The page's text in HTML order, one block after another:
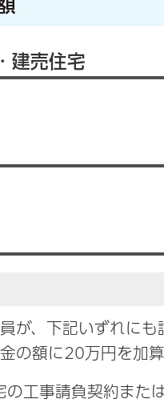
建売住宅
が、下記いずれにも
の額に20万円を加算
の工事請負契約また